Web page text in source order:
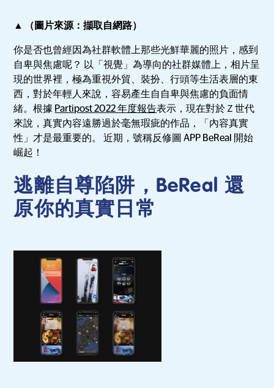
▲ （圖片來源：擷取自網路）
你是否也曾經因為社群軟體上那些光鮮華麗的照片，感到
自卑與焦慮呢？ 以「視覺」為導向的社群媒體上，相片呈
現的世界裡，極為重視外貿、裝扮、行頭等生活表層的東
西，對於年輕人來說，容易產生自自卑與焦慮的負面情
緒。根據 Partipost 2022 年度報告表示，現在對於Ｚ世代
來說，真實內容遠勝過於毫無瑕疵的作品，「內容真實
性」才是最重要的。 近期，號稱反修圖 APP BeReal 開始
崛起！
逃離自尊陷阱，BeReal 還
原你的真實日常